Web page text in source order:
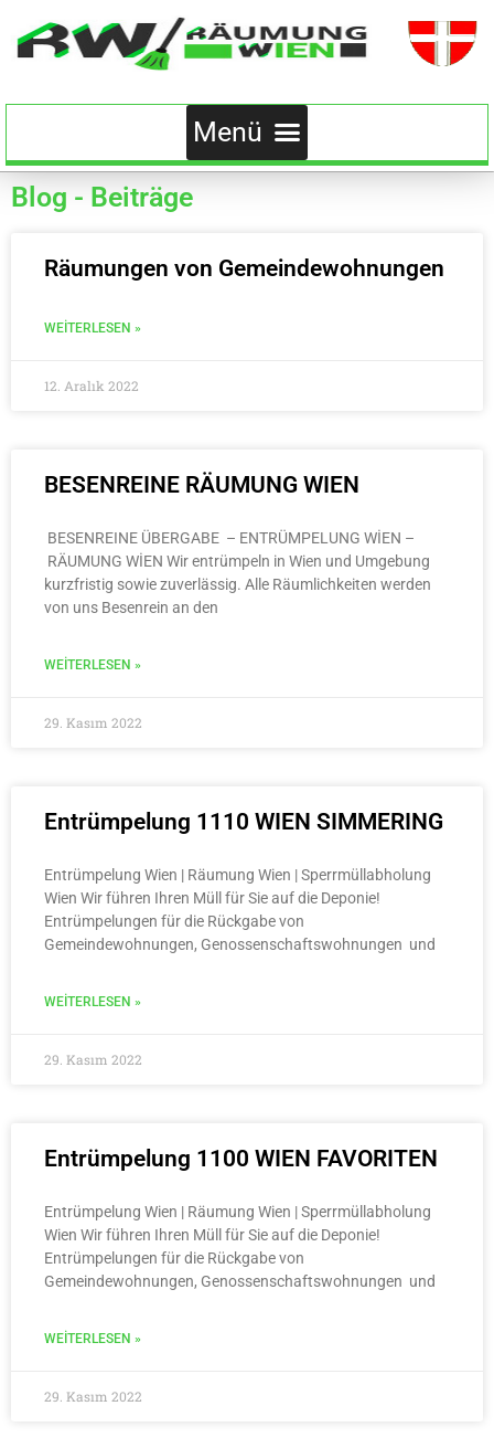
Blog - Beiträge
Räumungen von Gemeindewohnungen
WEITERLESEN »
12. Aralık 2022
BESENREINE RÄUMUNG WIEN
BESENREINE ÜBERGABE – ENTRÜMPELUNG WİEN –
RÄUMUNG WİEN Wir entrümpeln in Wien und Umgebung
kurzfristig sowie zuverlässig. Alle Räumlichkeiten werden
von uns Besenrein an den
WEITERLESEN »
29. Kasım 2022
Entrümpelung 1110 WIEN SIMMERING
Entrümpelung Wien | Räumung Wien | Sperrmüllabholung
Wien Wir führen Ihren Müll für Sie auf die Deponie!
Entrümpelungen für die Rückgabe von
Gemeindewohnungen, Genossenschaftswohnungen und
WEITERLESEN »
29. Kasım 2022
Entrümpelung 1100 WIEN FAVORITEN
Entrümpelung Wien | Räumung Wien | Sperrmüllabholung
Wien Wir führen Ihren Müll für Sie auf die Deponie!
Entrümpelungen für die Rückgabe von
Gemeindewohnungen, Genossenschaftswohnungen und
WEITERLESEN »
29. Kasım 2022